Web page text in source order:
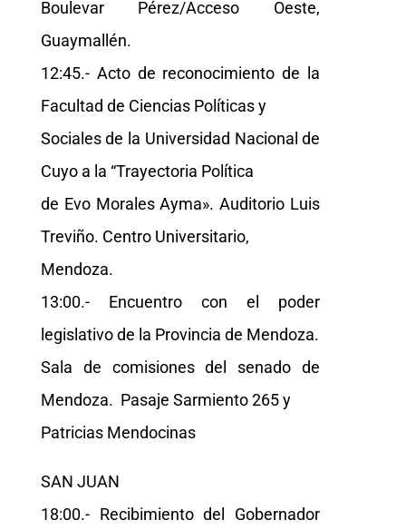
Boulevar Pérez/Acceso Oeste,
Guaymallén.
12:45.- Acto de reconocimiento de la
Facultad de Ciencias Políticas y
Sociales de la Universidad Nacional de
Cuyo a la “Trayectoria Política
de Evo Morales Ayma». Auditorio Luis
Treviño. Centro Universitario,
Mendoza.
13:00.- Encuentro con el poder
legislativo de la Provincia de Mendoza.
Sala de comisiones del senado de
Mendoza. Pasaje Sarmiento 265 y
Patricias Mendocinas
SAN JUAN
18:00.- Recibimiento del Gobernador